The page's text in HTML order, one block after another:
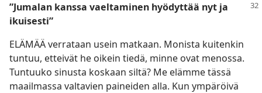
”Jumalan kanssa vaeltaminen hyödyttää nyt ja
ikuisesti”
ELÄMÄÄ verrataan usein matkaan. Monista kuitenkin
tuntuu, etteivät he oikein tiedä, minne ovat menossa.
Tuntuuko sinusta koskaan siltä? Me elämme tässä
maailmassa valtavien paineiden alla. Kun ympäröivä